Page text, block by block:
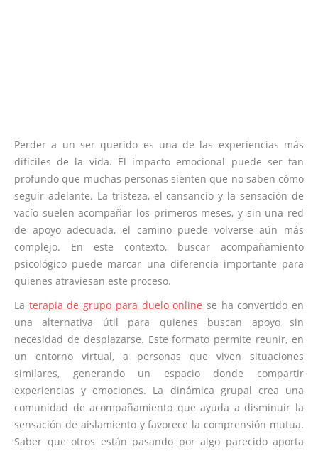
Perder a un ser querido es una de las experiencias más
difíciles de la vida. El impacto emocional puede ser tan
profundo que muchas personas sienten que no saben cómo
seguir adelante. La tristeza, el cansancio y la sensación de
vacío suelen acompañar los primeros meses, y sin una red
de apoyo adecuada, el camino puede volverse aún más
complejo. En este contexto, buscar acompañamiento
psicológico puede marcar una diferencia importante para
quienes atraviesan este proceso.
La terapia de grupo para duelo online se ha convertido en
una alternativa útil para quienes buscan apoyo sin
necesidad de desplazarse. Este formato permite reunir, en
un entorno virtual, a personas que viven situaciones
similares, generando un espacio donde compartir
experiencias y emociones. La dinámica grupal crea una
comunidad de acompañamiento que ayuda a disminuir la
sensación de aislamiento y favorece la comprensión mutua.
Saber que otros están pasando por algo parecido aporta